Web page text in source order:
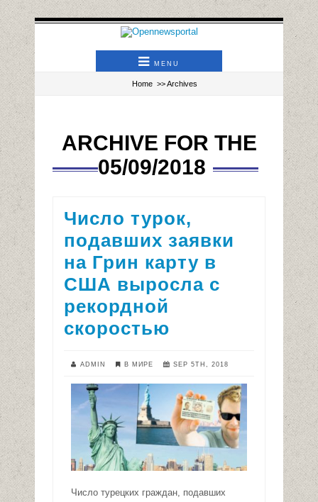
MENU
Home >> Archives
ARCHIVE FOR THE
05/09/2018
Число турок,
подавших заявки
на Грин карту в
США выросла с
рекордной
скоростью
ADMIN В МИРЕ SEP 5TH, 2018
Число турецких граждан, подавших